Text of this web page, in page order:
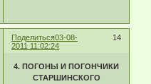
Поделиться 14
03-08-
2011 11:02:24
4. ПОГОНЫ И ПОГОНЧИКИ
СТАРШИНСКОГО